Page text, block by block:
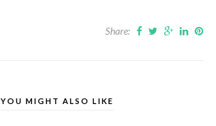
Share:
YOU MIGHT ALSO LIKE